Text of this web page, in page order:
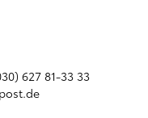
627 81-33 33